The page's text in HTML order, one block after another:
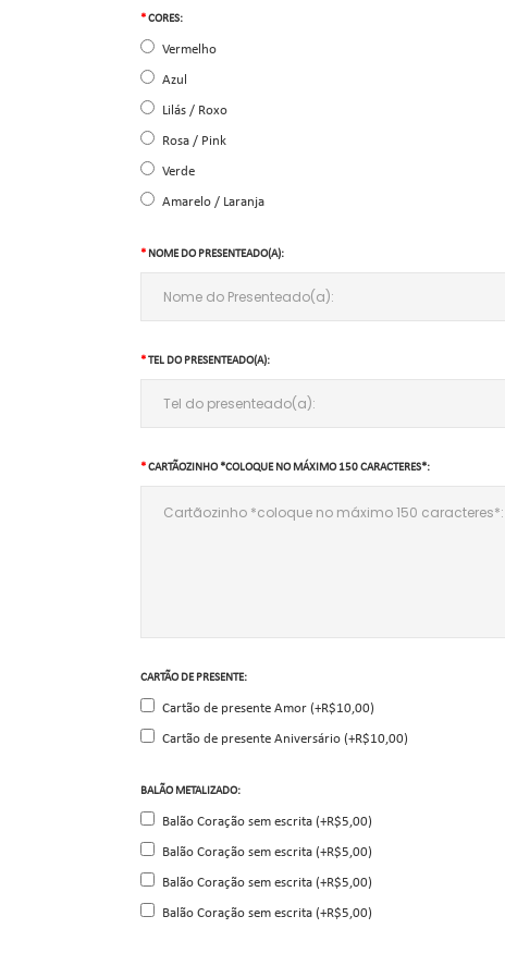
CORES:
Vermelho
Azul
Lilás / Roxo
Rosa / Pink
Verde
Amarelo / Laranja
NOME DO PRESENTEADO(A):
TEL DO PRESENTEADO(A):
CARTÃOZINHO *COLOQUE NO MÁXIMO 150 CARACTERES*:
CARTÃO DE PRESENTE:
Cartão de presente Amor (+R$10,00)
Cartão de presente Aniversário (+R$10,00)
BALÃO METALIZADO:
Balão Coração sem escrita (+R$5,00)
Balão Coração sem escrita (+R$5,00)
Balão Coração sem escrita (+R$5,00)
Balão Coração sem escrita (+R$5,00)